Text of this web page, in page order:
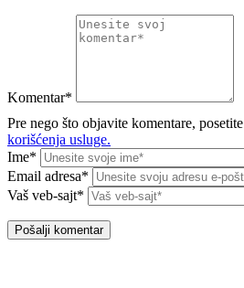
Komentar*
Pre nego što objavite komentare, posetite
korišćenja usluge.
Ime*
Email adresa*
Vaš veb-sajt*